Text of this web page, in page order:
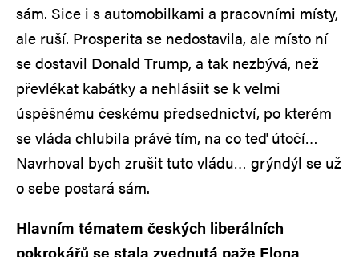
sám. Sice i s automobilkami a pracovními místy,
ale ruší. Prosperita se nedostavila, ale místo ní
se dostavil Donald Trump, a tak nezbývá, než
převlékat kabátky a nehlásiit se k velmi
úspěšnému českému předsednictví, po kterém
se vláda chlubila právě tím, na co teď útočí…
Navrhoval bych zrušit tuto vládu… grýndýl se už
o sebe postará sám.
Hlavním tématem českých liberálních
pokrokářů se stala zvednutá paže Elona